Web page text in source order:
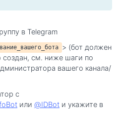
в Telegram
> (бот должен
создан, см. ниже шаги по
вашего канала/
с
или @IDBotи укажите в